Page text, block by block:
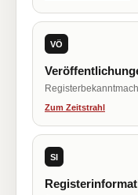
VÖ
Zum Zeitstrahl
SI